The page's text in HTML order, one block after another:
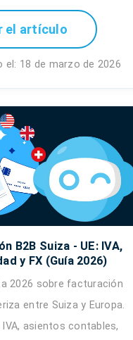
el artículo
el: 18 de marzo de 2026
B2B Suiza - UE: IVA,
y FX (Guía 2026)
2026 sobre facturación
entre Suiza y Europa.
asientos contables,